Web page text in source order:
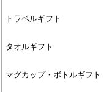
トラベルギフト
タオルギフト
マグカップ・ボトルギフト